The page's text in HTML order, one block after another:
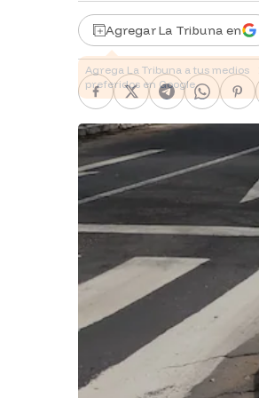
Agregar La Tribuna en
Facebook
X Telegram